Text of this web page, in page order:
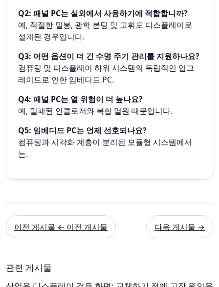
Q2: 패널 PC는 실외에서 사용하기에 적합합니까?
예, 적절한 밀봉, 광학 본딩 및 고휘도 디스플레이로
설계된 경우입니다.
Q3: 어떤 옵션이 더 긴 수명 주기 관리를 지원하나요?
컴퓨팅 및 디스플레이 하위 시스템의 독립적인 업그
레이드로 인한 임베디드 PC.
Q4: 패널 PC는 열 위험이 더 높나요?
예, 밀폐된 인클로저와 복합 열원 때문입니다.
Q5: 임베디드 PC는 언제 선호되나요?
컴퓨팅과 시각화 계층이 분리된 모듈형 시스템에서
는.
이전 게시물 ← 이전 게시물 다음 게시물 →
관련 게시물